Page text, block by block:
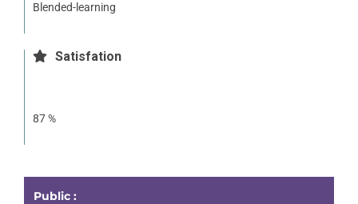
Blended-learning
Satisfation
87 %
Public :